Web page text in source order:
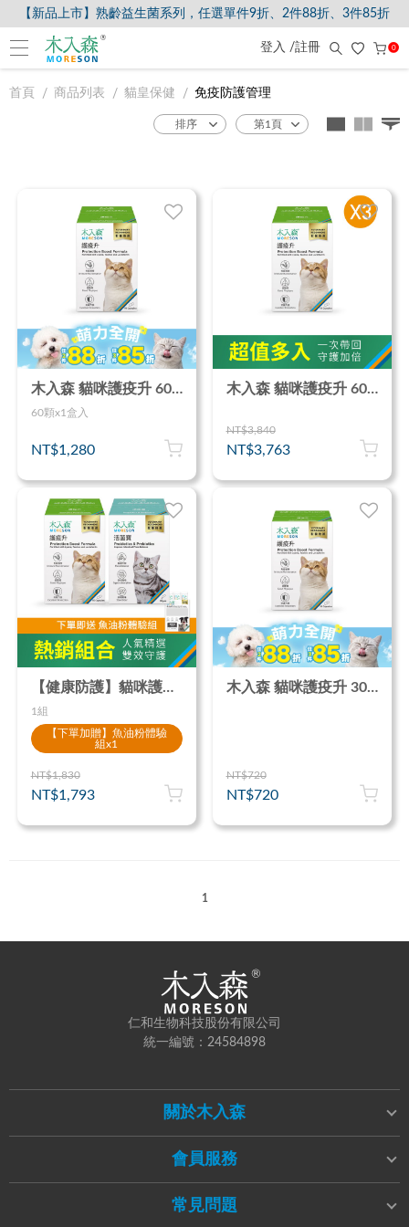
【新品上市】熟齡益生菌系列，任選單件9折、2件88折、3件85折
登入 /註冊 0
首頁 商品列表 貓皇保健 免疫防護管理
木入森 貓咪護疫升 60顆｜貓咪離胺酸
60顆x1盒入
NT$1,280
木入森 貓咪護疫升 60顆x3｜貓咪離胺酸
NT$3,840
NT$3,763
【健康防護】貓咪護疫升60顆＋貓咪活菌寶30包
1組
【下單加贈】魚油粉體驗
組x1
NT$1,830
NT$1,793
木入森 貓咪護疫升 30顆｜貓咪離胺酸
NT$720
NT$720
1
仁和生物科技股份有限公司
統一編號：24584898
關於木入森
會員服務
常見問題